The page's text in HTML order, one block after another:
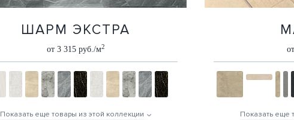
ШАРМ ЭКСТРА
от 3 315 руб./м2
Показать еще товары из этой коллекции Показать еще